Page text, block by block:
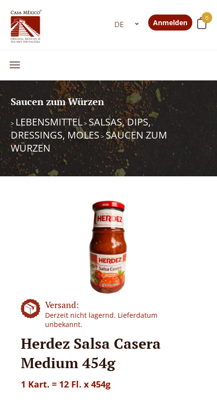
0
Anmelden
Saucen zum Würzen
> LEBENSMITTEL> SALSAS, DIPS,
DRESSINGS, MOLES >SAUCEN ZUM
WÜRZEN
Versand:
Derzeit nicht lagernd. Lieferdatum
unbekannt.
Herdez Salsa Casera
Medium 454g
1 Kart. = 12 Fl. x 454g